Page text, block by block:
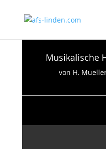
Musikalische
von H.